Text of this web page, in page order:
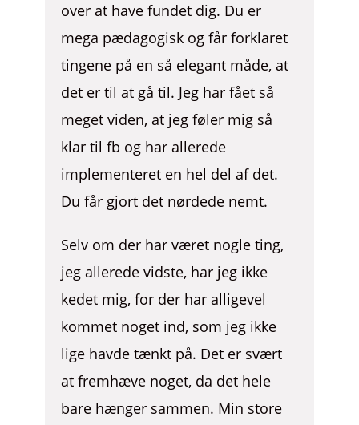
over at have fundet dig. Du er
mega pædagogisk og får forklaret
tingene på en så elegant måde, at
det er til at gå til. Jeg har fået så
meget viden, at jeg føler mig så
klar til fb og har allerede
implementeret en hel del af det.
Du får gjort det nørdede nemt.
Selv om der har været nogle ting,
jeg allerede vidste, har jeg ikke
kedet mig, for der har alligevel
kommet noget ind, som jeg ikke
lige havde tænkt på. Det er svært
at fremhæve noget, da det hele
bare hænger sammen. Min store